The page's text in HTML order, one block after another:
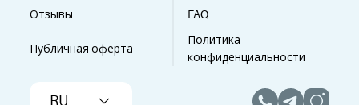
Отзывы
FAQ
Публичная оферта
Политика
конфиденциальности
RU